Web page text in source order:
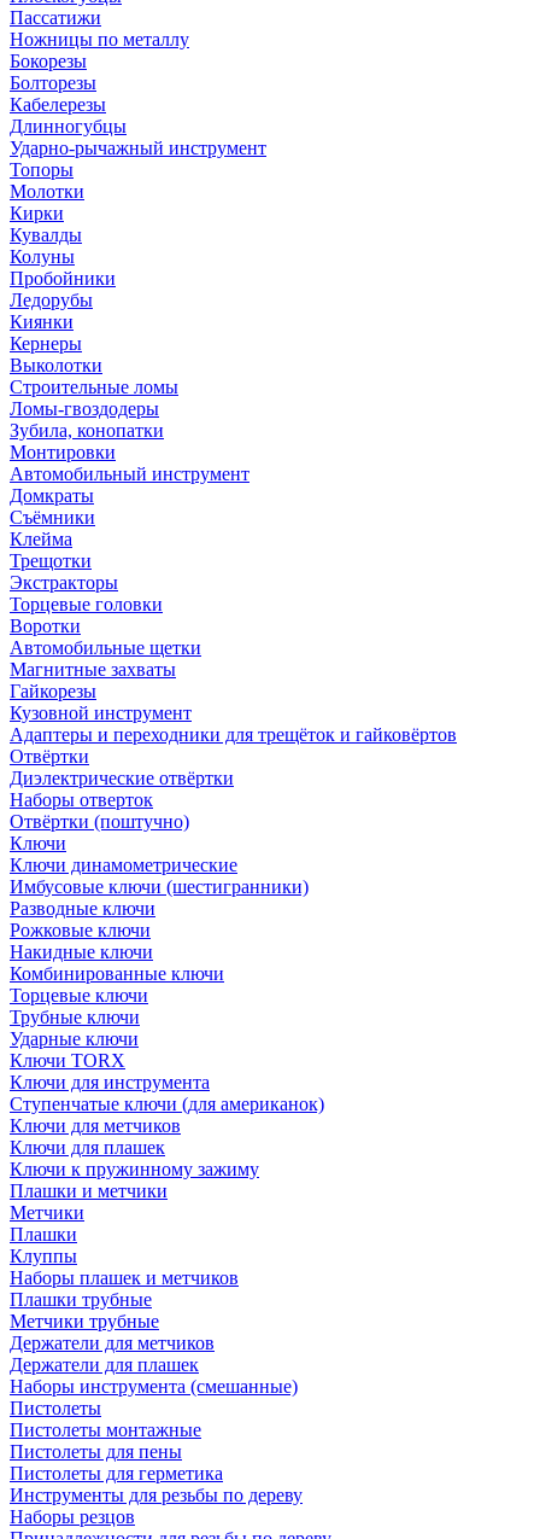
Пассатижи
Ножницы по металлу
Бокорезы
Болторезы
Кабелерезы
Длинногубцы
Ударно-рычажный инструмент
Топоры
Молотки
Кирки
Кувалды
Колуны
Пробойники
Ледорубы
Киянки
Кернеры
Выколотки
Строительные ломы
Ломы-гвоздодеры
Зубила, конопатки
Монтировки
Автомобильный инструмент
Домкраты
Съёмники
Клейма
Трещотки
Экстракторы
Торцевые головки
Воротки
Автомобильные щетки
Магнитные захваты
Гайкорезы
Кузовной инструмент
Адаптеры и переходники для трещёток и гайковёртов
Отвёртки
Диэлектрические отвёртки
Наборы отверток
Отвёртки (поштучно)
Ключи
Ключи динамометрические
Имбусовые ключи (шестигранники)
Разводные ключи
Рожковые ключи
Накидные ключи
Комбинированные ключи
Торцевые ключи
Трубные ключи
Ударные ключи
Ключи TORX
Ключи для инструмента
Ступенчатые ключи (для американок)
Ключи для метчиков
Ключи для плашек
Ключи к пружинному зажиму
Плашки и метчики
Метчики
Плашки
Клуппы
Наборы плашек и метчиков
Плашки трубные
Метчики трубные
Держатели для метчиков
Держатели для плашек
Наборы инструмента (смешанные)
Пистолеты
Пистолеты монтажные
Пистолеты для пены
Пистолеты для герметика
Инструменты для резьбы по дереву
Наборы резцов